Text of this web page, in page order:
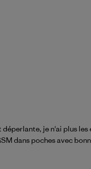
je n'ai plus les
dans poches avec